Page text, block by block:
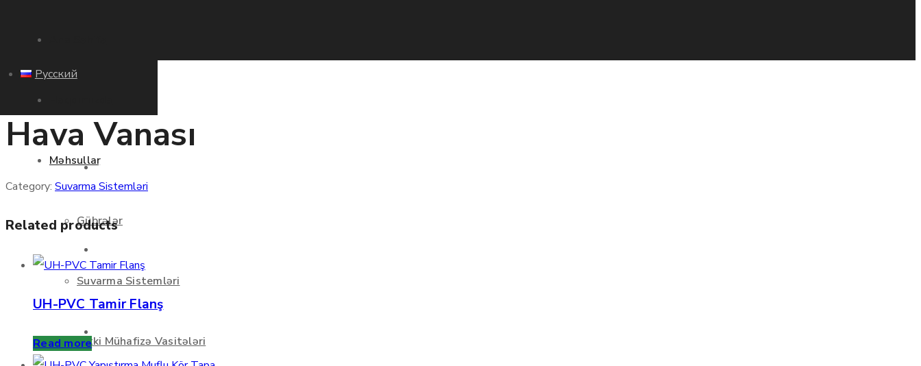
Məhsullar
Gübrələr
Suvarma Sistemləri
Bitki Mühafizə Vasitələri
Русский
Ana Səhifə
Hava Vanası
Category: Suvarma Sistemləri
Related products
UH-PVC Tamir Flanş
Read more